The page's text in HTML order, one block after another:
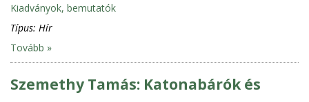
Kiadványok, bemutatók
Típus: Hír
Tovább »
Szemethy Tamás: Katonabárók és